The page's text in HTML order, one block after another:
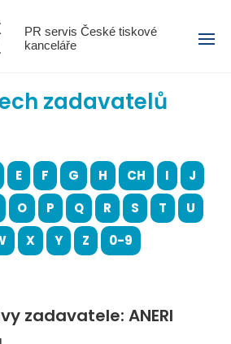
PR servis České tiskové
kanceláře
Menu
zadavatelů
E F G H CH I
J
O P Q R S T
U
X Y Z 0-9
zadavatele: ANERI